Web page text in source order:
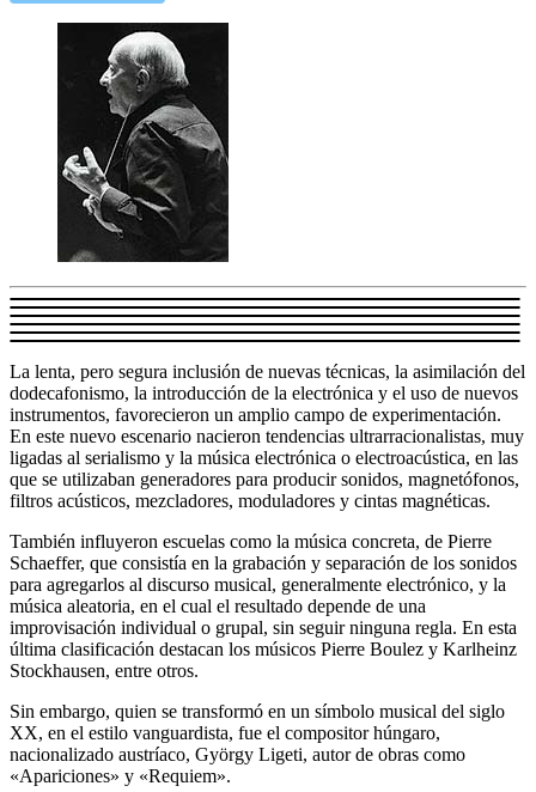
La lenta, pero segura inclusión de nuevas técnicas, la asimilación del
dodecafonismo, la introducción de la electrónica y el uso de nuevos
instrumentos, favorecieron un amplio campo de experimentación.
En este nuevo escenario nacieron tendencias ultrarracionalistas, muy
ligadas al serialismo y la música electrónica o electroacústica, en las
que se utilizaban generadores para producir sonidos, magnetófonos,
filtros acústicos, mezcladores, moduladores y cintas magnéticas.
También influyeron escuelas como la música concreta, de Pierre
Schaeffer, que consistía en la grabación y separación de los sonidos
para agregarlos al discurso musical, generalmente electrónico, y la
música aleatoria, en el cual el resultado depende de una
improvisación individual o grupal, sin seguir ninguna regla. En esta
última clasificación destacan los músicos Pierre Boulez y Karlheinz
Stockhausen, entre otros.
Sin embargo, quien se transformó en un símbolo musical del siglo
XX, en el estilo vanguardista, fue el compositor húngaro,
nacionalizado austríaco, György Ligeti, autor de obras como
«Apariciones» y «Requiem».